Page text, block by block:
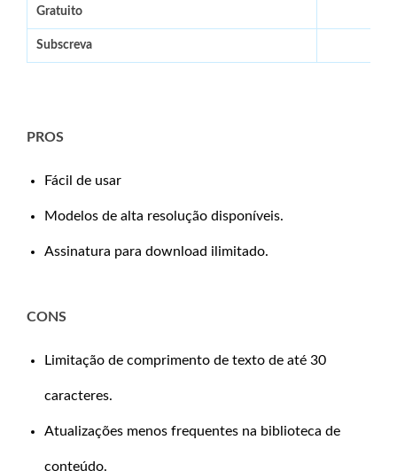
Gratuito
Subscreva
PROS
Fácil de usar
Modelos de alta resolução disponíveis.
Assinatura para download ilimitado.
CONS
Limitação de comprimento de texto de até 30
caracteres.
Atualizações menos frequentes na biblioteca de
conteúdo.